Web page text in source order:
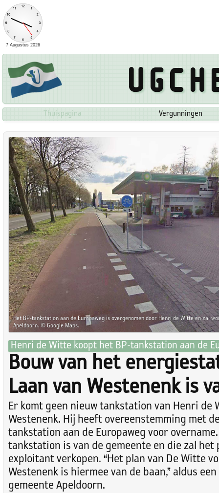
Thuispagina Vergunningen
Het BP-tankstation aan de Europaweg is overgenomen door Henri de Witte en zal
Apeldoorn. © Google Maps.
Henri de Witte koopt het BP-tankstation aan de
Bouw van het
Laan van Westenenk is
Er komt geen nieuw tankstation van Henri de
Westenenk. Hij heeft overeenstemming met
tankstation aan de Europaweg voor
tankstation is van de gemeente en die zal het
exploitant verkopen. “Het plan van De Witte
Westenenk is hiermee van de baan,” aldus
gemeente Apeldoorn.